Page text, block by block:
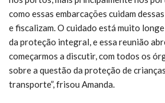
como essas embarcações cuidam
e fiscalizam. O cuidado está muito
da proteção integral, e essa reunião
começarmos a discutir, com todos os
sobre a questão da proteção de
transporte”, frisou Amanda.